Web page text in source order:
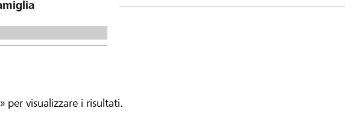
» per visualizzare i risultati.